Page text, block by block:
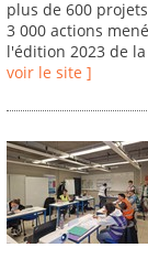
plus de 600
3 000 actions
l'édition 2023 de
voir le site ]